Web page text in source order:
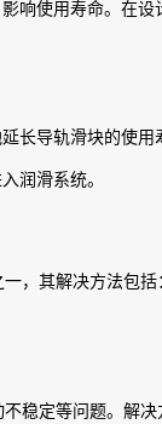
响使用寿命。在
长导轨滑块的使
润滑系统。
，其解决方法包括
稳定等问题。解决